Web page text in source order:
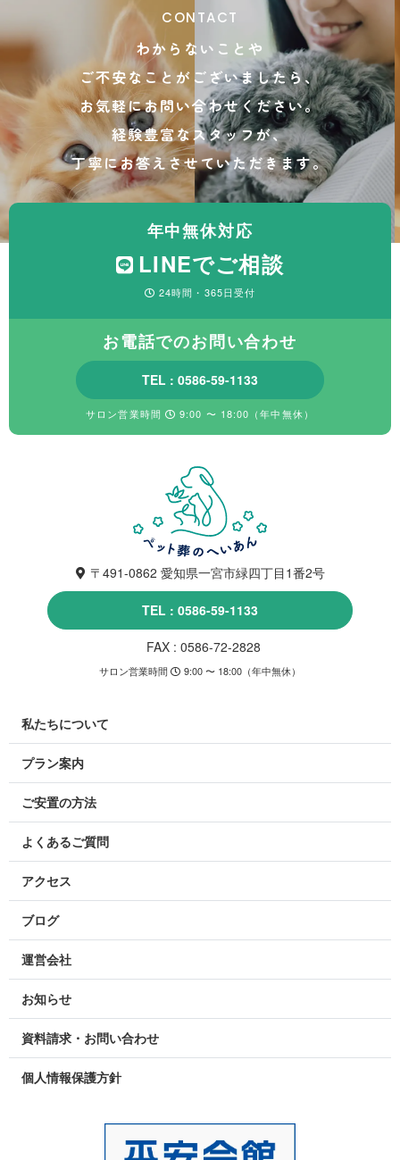
CONTACT
わからないことや
ご不安なことがございましたら、
お気軽にお問い合わせください。
経験豊富なスタッフが、
丁寧にお答えさせていただきます。
年中無休対応
LINEでご相談
24時間・365日受付
お電話でのお問い合わせ
TEL : 0586-59-1133
サロン営業時間 9:00 〜 18:00（年中無休）
〒491-0862 愛知県一宮市緑四丁目1番2号
TEL : 0586-59-1133
FAX : 0586-72-2828
サロン営業時間 9:00 〜 18:00（年中無休）
私たちについて
プラン案内
ご安置の方法
よくあるご質問
アクセス
ブログ
運営会社
お知らせ
資料請求・お問い合わせ
個人情報保護方針